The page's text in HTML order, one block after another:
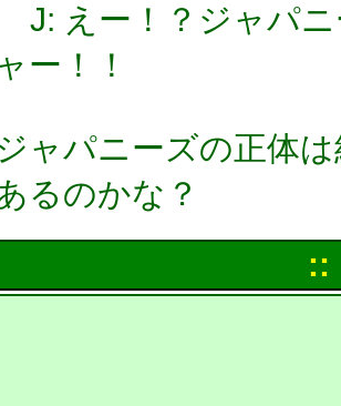
J: えー！？ジャパ
ャー！！
ャパニーズの正体
るのかな？
::